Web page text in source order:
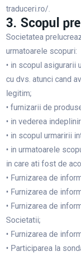
traduceri.ro/.
3. Scopul
Societatea
urmatoarele scopuri:
• in scopul asigurarii
cu dvs. atunci cand
legitim;
• furnizarii de
• in vederea
• in scopul urmaririi
• in urmatoarele
in care ati fost de
• Furnizarea de
• Furnizarea de
• Furnizarea de
Societatii;
• Furnizarea de
• Participarea la